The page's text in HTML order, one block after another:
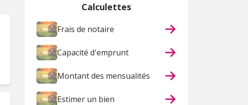
Calculettes
Frais de notaire
Capacité d'emprunt
Montant des mensualités
Estimer un bien